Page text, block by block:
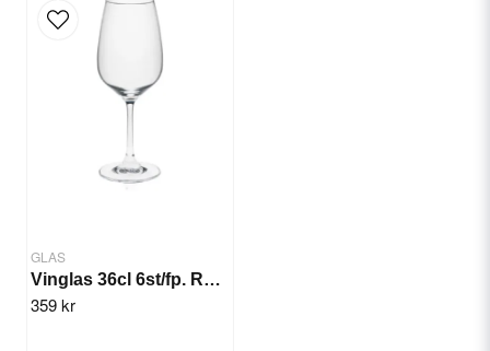
GLAS
Vinglas 36cl 6st/fp. Rona Ratio
359 kr